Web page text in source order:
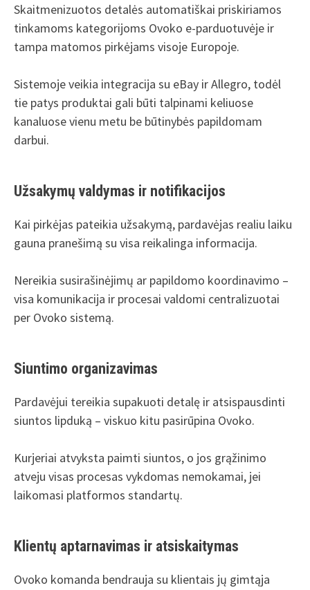
Skaitmenizuotos detalės automatiškai priskiriamos
tinkamoms kategorijoms Ovoko e-parduotuvėje ir
tampa matomos pirkėjams visoje Europoje.
Sistemoje veikia integracija su eBay ir Allegro, todėl
tie patys produktai gali būti talpinami keliuose
kanaluose vienu metu be būtinybės papildomam
darbui.
Užsakymų valdymas ir notifikacijos
Kai pirkėjas pateikia užsakymą, pardavėjas realiu laiku
gauna pranešimą su visa reikalinga informacija.
Nereikia susirašinėjimų ar papildomo koordinavimo –
visa komunikacija ir procesai valdomi centralizuotai
per Ovoko sistemą.
Siuntimo organizavimas
Pardavėjui tereikia supakuoti detalę ir atsispausdinti
siuntos lipduką – viskuo kitu pasirūpina Ovoko.
Kurjeriai atvyksta paimti siuntos, o jos grąžinimo
atveju visas procesas vykdomas nemokamai, jei
laikomasi platformos standartų.
Klientų aptarnavimas ir atsiskaitymas
Ovoko komanda bendrauja su klientais jų gimtąja